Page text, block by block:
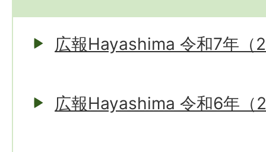
広報Hayashima 令和7年（
広報Hayashima 令和6年（